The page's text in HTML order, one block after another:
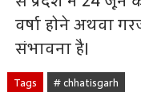
वर्षा होने अथवा
संभावना है।
Tags # chhatisgarh